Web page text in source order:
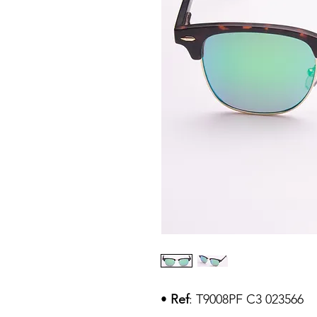
• Ref: T9008PF C3 023566